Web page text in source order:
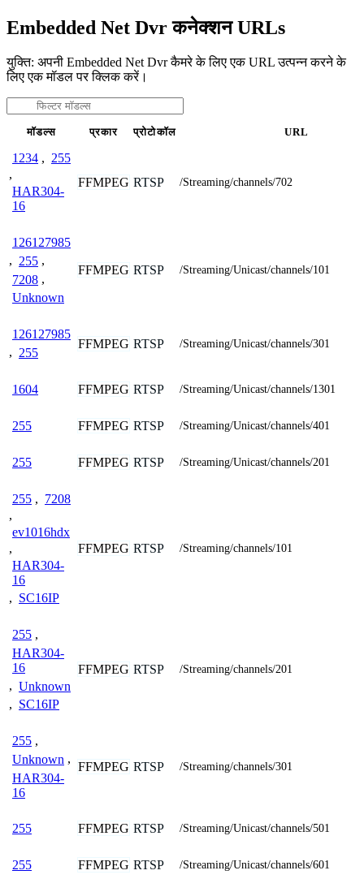
Embedded Net Dvr कनेक्शन URLs
युक्ति: अपनी Embedded Net Dvr कैमरे के लिए एक URL उत्पन्न करने के
लिए एक मॉडल पर क्लिक करें।
मॉडल्स प्रकार प्रोटोकॉल URL
1234 , 255
,
HAR304-
16
FFMPEG RTSP /Streaming/channels/702
126127985
, 255 ,
7208 ,
Unknown
FFMPEG RTSP /Streaming/Unicast/channels/101
126127985
, 255
FFMPEG RTSP /Streaming/Unicast/channels/301
1604 FFMPEG RTSP /Streaming/Unicast/channels/1301
255 FFMPEG RTSP /Streaming/Unicast/channels/401
255 FFMPEG RTSP /Streaming/Unicast/channels/201
255 , 7208
,
ev1016hdx
,
HAR304-
16
, SC16IP
FFMPEG RTSP /Streaming/channels/101
255 ,
HAR304-
16
, Unknown
, SC16IP
FFMPEG RTSP /Streaming/channels/201
255 ,
Unknown ,
HAR304-
16
FFMPEG RTSP /Streaming/channels/301
255 FFMPEG RTSP /Streaming/Unicast/channels/501
255 FFMPEG RTSP /Streaming/Unicast/channels/601